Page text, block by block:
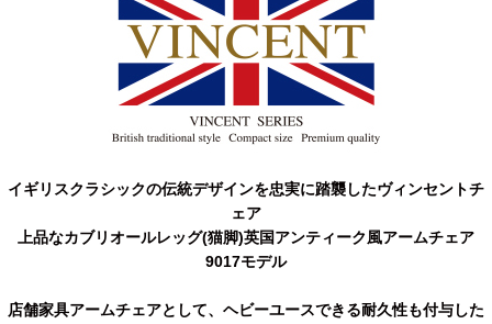
イギリスクラシックの伝統デザインを忠実に踏襲したヴィンセントチ
ェア
上品なカブリオールレッグ(猫脚)英国アンティーク風アームチェア
9017モデル
店舗家具アームチェアとして、ヘビーユースできる耐久性も付与した